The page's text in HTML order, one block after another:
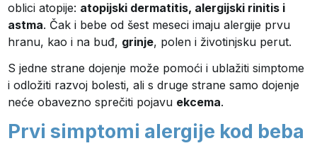
oblici atopije: atopijski dermatitis, alergijski rinitis i
astma. Čak i bebe od šest meseci imaju alergije prvu
hranu, kao i na buđ, grinje, polen i životinjsku perut.
S jedne strane dojenje može pomoći i ublažiti simptome
i odložiti razvoj bolesti, ali s druge strane samo dojenje
neće obavezno sprečiti pojavu ekcema.
Prvi simptomi alergije kod beba